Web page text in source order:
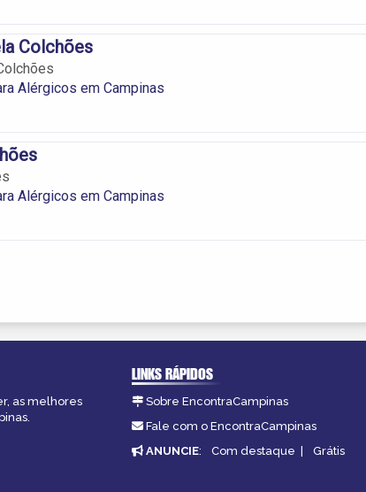
Colchões
Alérgicos em Campinas
Alérgicos em Campinas
as melhores
LINKS RÁPIDOS
Sobre EncontraCampinas
Fale com o EncontraCampinas
ANUNCIE: Com destaque | Grátis